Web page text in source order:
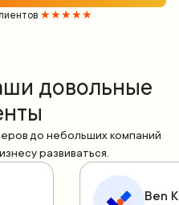
★★★★★
довольные
до небольших компаний
развиваться.
Ben